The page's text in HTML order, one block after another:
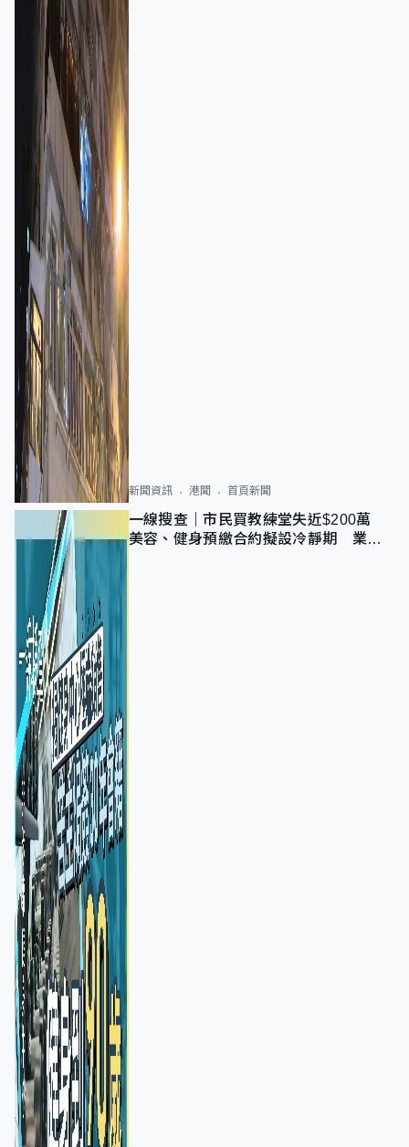
新聞資訊 港聞 首頁新聞
一線搜查｜市民買教練堂失近$200萬
美容、健身預繳合約擬設冷靜期 業界